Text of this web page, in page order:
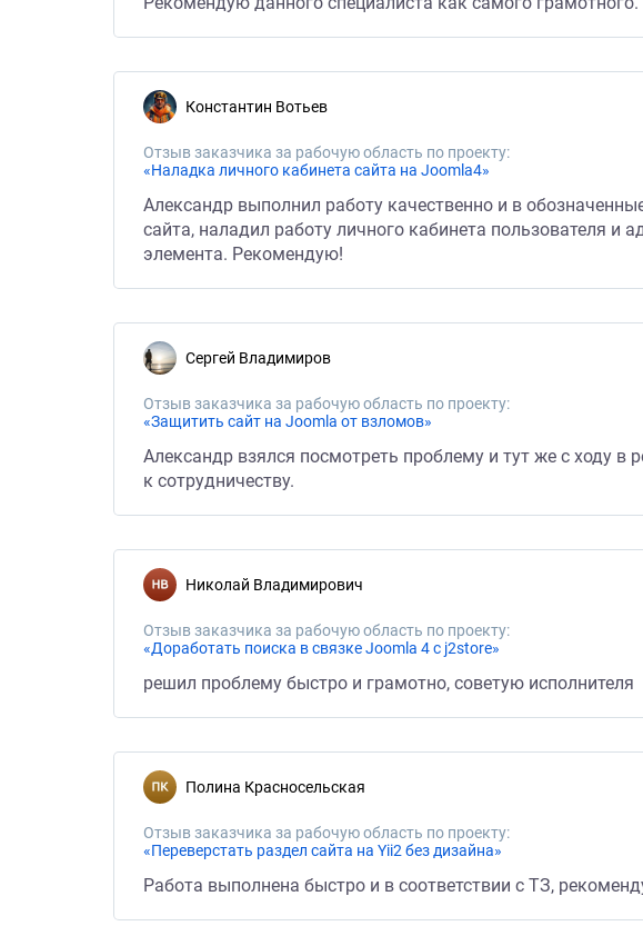
Константин Вотьев
Отзыв заказчика за рабочую область по проекту:
«Наладка личного кабинета сайта на Joomla4»
Александр выполнил работу качественно и в
сайта, наладил работу личного кабинета пользователя и
элемента. Рекомендую!
Сергей Владимиров
Отзыв заказчика за рабочую область по проекту:
«Защитить сайт на Joomla от взломов»
Александр взялся посмотреть проблему и тут же с ходу
к сотрудничеству.
Николай Владимирович
Отзыв заказчика за рабочую область по проекту:
«Доработать поиска в связке Joomla 4 с j2store»
решил проблему быстро и грамотно, советую исполнителя
Полина Красносельская
Отзыв заказчика за рабочую область по проекту:
«Переверстать раздел сайта на Yii2 без дизайна»
Работа выполнена быстро и в соответствии с ТЗ,